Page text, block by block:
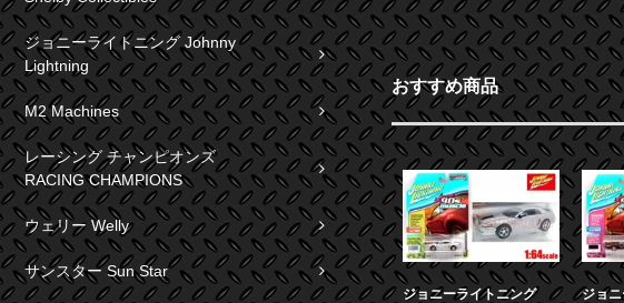
ジョニーライトニング Johnny
Lightning
M2 Machines
レーシング チャンピオンズ
RACING CHAMPIONS
ウェリー Welly
サンスター Sun Star
おすすめ商品
ジョニーライトニング
ジョ